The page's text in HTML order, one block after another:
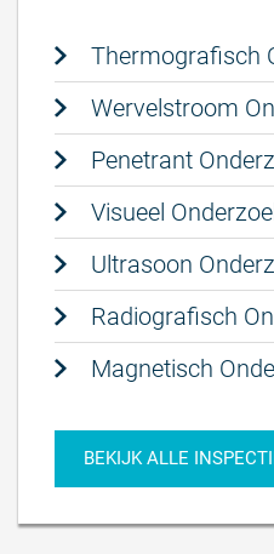
Thermografisch
Wervelstroom
Penetrant
Visueel
Ultrasoon
Radiografisch
Magnetisch
BEKIJK ALLE